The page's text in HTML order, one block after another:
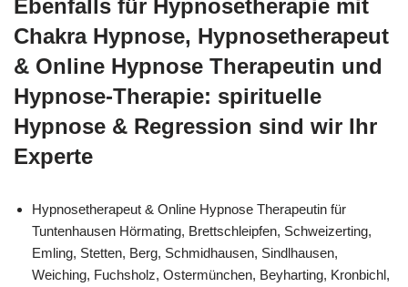
Ebenfalls für Hypnosetherapie mit
Chakra Hypnose, Hypnosetherapeut
& Online Hypnose Therapeutin und
Hypnose-Therapie: spirituelle
Hypnose & Regression sind wir Ihr
Experte
Hypnosetherapeut & Online Hypnose Therapeutin für
Tuntenhausen Hörmating, Brettschleipfen, Schweizerting,
Emling, Stetten, Berg, Schmidhausen, Sindlhausen,
Weiching, Fuchsholz, Ostermünchen, Beyharting, Kronbichl,